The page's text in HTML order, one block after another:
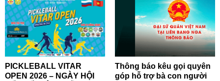
PICKLEBALL VITAR
OPEN 2026 – NGÀY HỘI
Thông báo kêu gọi quyên
góp hỗ trợ bà con người